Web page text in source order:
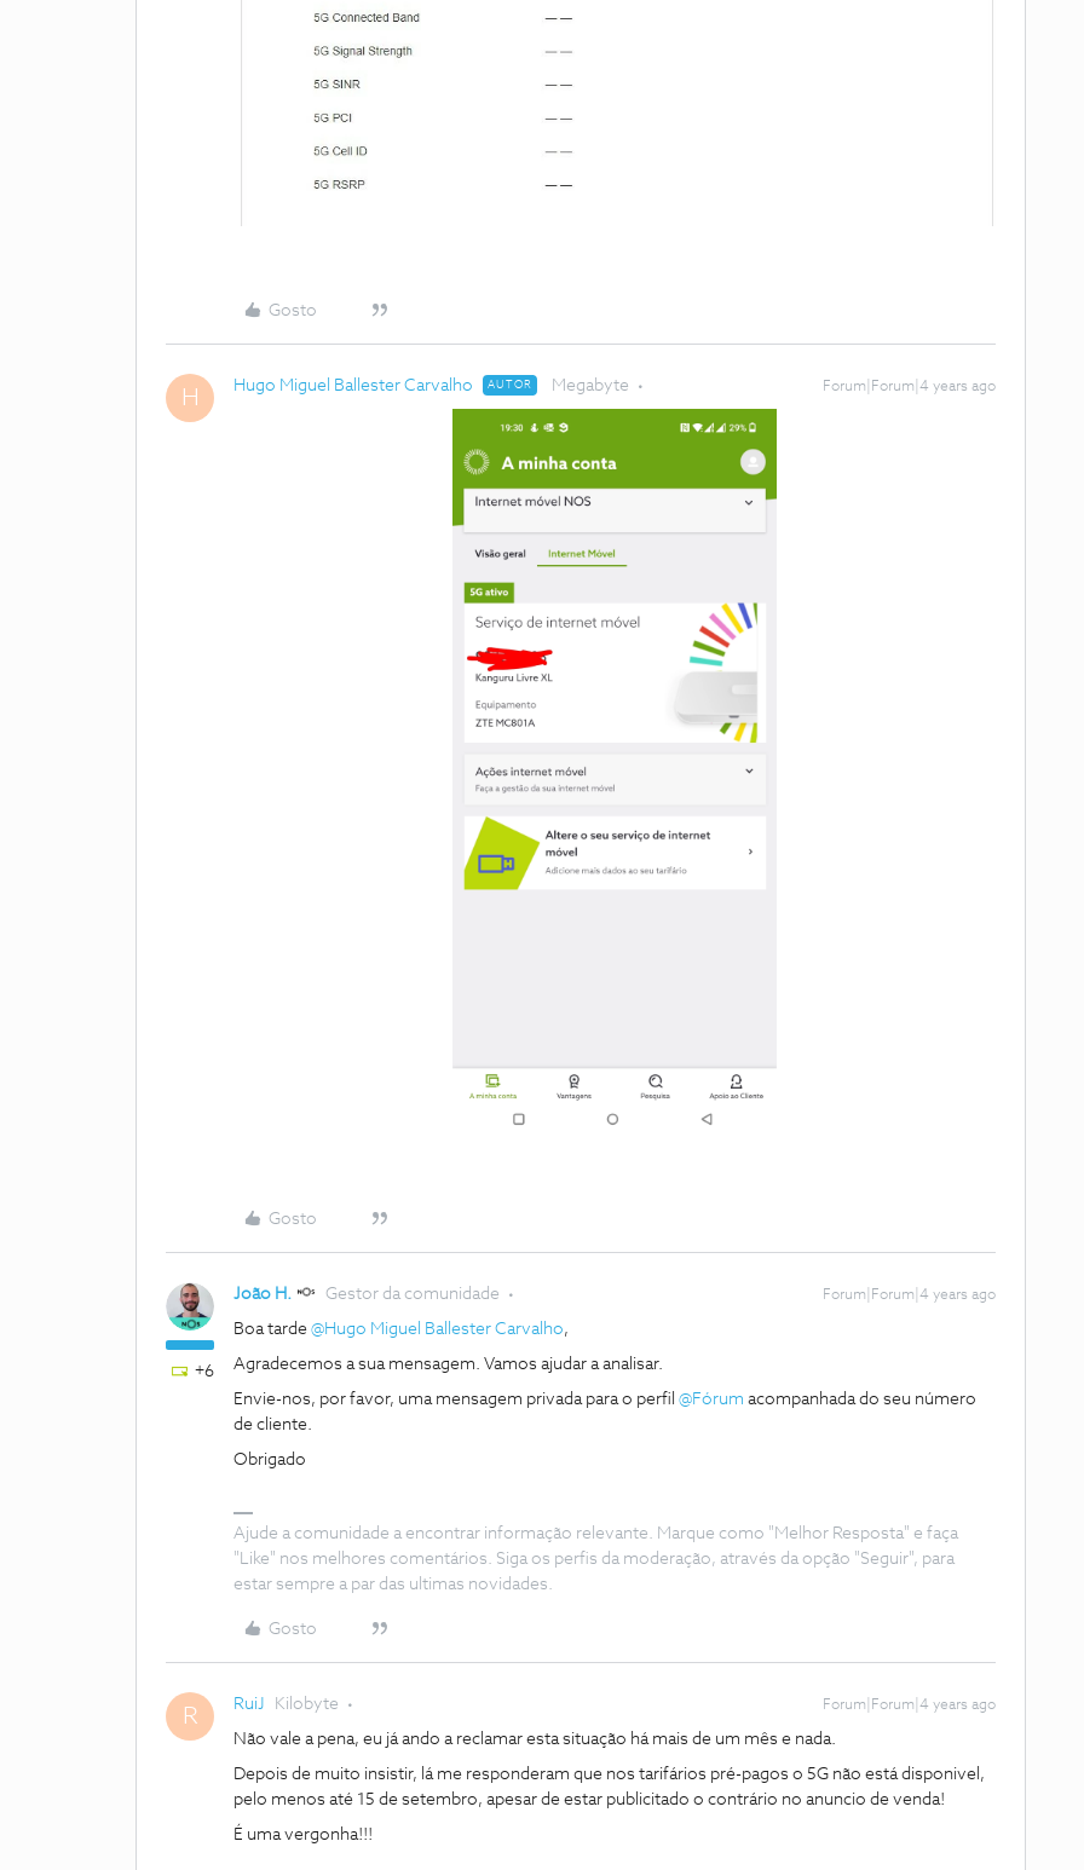
Gosto
H Hugo Miguel Ballester Carvalho AUTOR Megabyte Forum|Forum|4 years ago
Gosto
+6
João H. Gestor da comunidade Forum|Forum|4 years ago
Boa tarde @Hugo Miguel Ballester Carvalho,
Agradecemos a sua mensagem. Vamos ajudar a analisar.
Envie-nos, por favor, uma mensagem privada para o perfil @Fórum acompanhada do seu número
de cliente.
Obrigado
Ajude a comunidade a encontrar informação relevante. Marque como "Melhor Resposta" e faça
"Like" nos melhores comentários. Siga os perfis da moderação, através da opção "Seguir", para
estar sempre a par das ultimas novidades.
Gosto
R RuiJ Kilobyte Forum|Forum|4 years ago
Não vale a pena, eu já ando a reclamar esta situação há mais de um mês e nada.
Depois de muito insistir, lá me responderam que nos tarifários pré-pagos o 5G não está disponivel,
pelo menos até 15 de setembro, apesar de estar publicitado o contrário no anuncio de venda!
É uma vergonha!!!